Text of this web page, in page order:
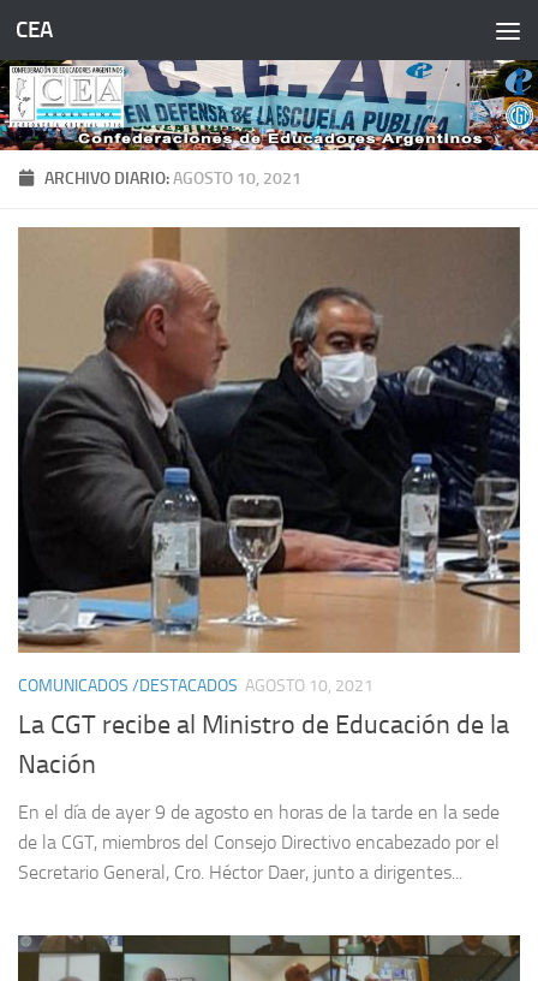
Saltar al contenido
CEA
ARCHIVO DIARIO:AGOSTO 10, 2021
COMUNICADOS /DESTACADOS AGOSTO 10, 2021
La CGT recibe al Ministro de Educación de la
Nación
En el día de ayer 9 de agosto en horas de la tarde en la sede
de la CGT, miembros del Consejo Directivo encabezado por el
Secretario General, Cro. Héctor Daer, junto a dirigentes...